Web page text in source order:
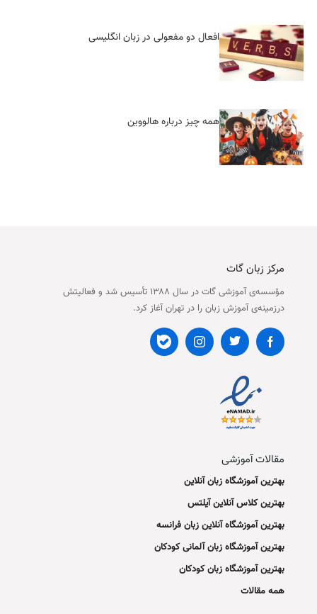
افعال دو مفعولی در زبان انگلیسی
همه چیز درباره هالووین
مرکز زبان گات
مؤسسه‌ی آموزشی گات در سال ۱۳۸۸ تأسیس شد و فعالیتش
درزمینه‌ی آموزش زبان را در تهران آغاز کرد.
مقالات آموزشی
بهترین آموزشگاه زبان آنلاین
بهترین کلاس آنلاین آیلتس
بهترین آموزشگاه آنلاین زبان فرانسه
بهترین آموزشگاه زبان آلمانی کودکان
بهترین آموزشگاه زبان کودکان
همه مقالات